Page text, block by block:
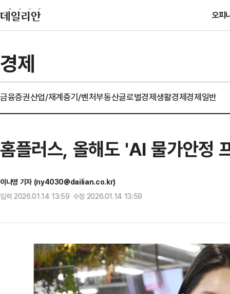
오피
경제
금융증권산업/재계중기/벤처부동산글로벌경제생활경제경제일반
홈플러스, 올해도 'AI 물가안
이나영 기자 (ny4030@dailian.co.kr)
입력 2026.01.14 13:59 수정 2026.01.14 13:59